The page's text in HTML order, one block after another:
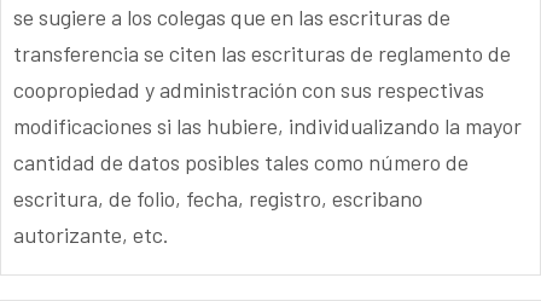
se sugiere a los colegas que en las escrituras de
transferencia se citen las escrituras de reglamento de
coopropiedad y administración con sus respectivas
modificaciones si las hubiere, individualizando la mayor
cantidad de datos posibles tales como número de
escritura, de folio, fecha, registro, escribano
autorizante, etc.